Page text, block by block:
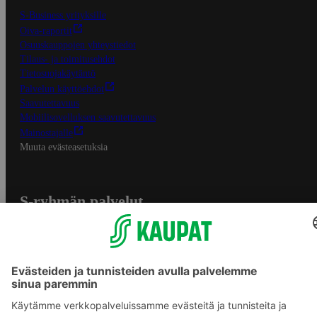
S-Business yrityksille
Oiva-raportit
Osuuskauppojen yhteystiedot
Tilaus- ja toimitusehdot
Tietosuojakäytäntö
Palvelun käyttöehdot
Saavutettavuus
Mobiilisovelluksen saavutettavuus
Mainostajalle
Muuta evästeasetuksia
S-ryhmän palvelut
Yhteishyvä Ruoka -sovellus
S-ostoslista -sovellus
Prisma.fi